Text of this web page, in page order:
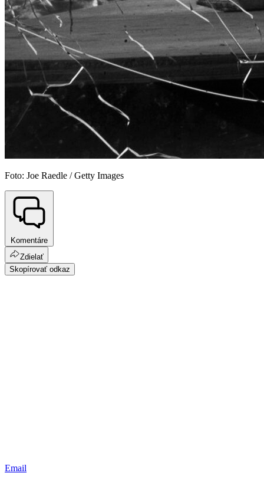
Foto: Joe Raedle / Getty Images
Komentáre
Zdielať
Skopírovať odkaz
Email